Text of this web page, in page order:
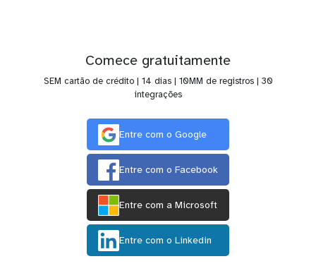
Comece gratuitamente
SEM cartão de crédito | 14 dias | 10MM de registros | 30
integrações
Entre com o Google
Entre com o Facebook
Entre com a Microsoft
Entre com o Linkedin